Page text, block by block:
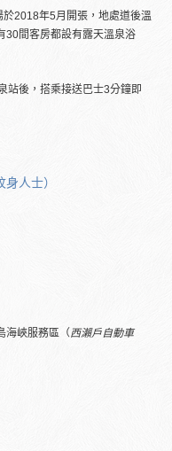
2018年5月開張，地處道後溫
30間客房都設有露天溫泉浴
站後，搭乘接送巴士3分鐘即
人士）
海峽服務區（西瀨戶自動車